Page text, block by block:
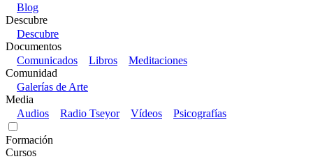
Blog
Descubre
Descubre
Documentos
Comunicados
Libros
Meditaciones
Comunidad
Galerías de Arte
Media
Audios
Radio Tseyor Vídeos Psicografías
Formación
Cursos